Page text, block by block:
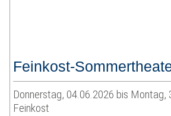
Feinkost-
Donnerstag, 04.06.2026 bis Montag,
Feinkost